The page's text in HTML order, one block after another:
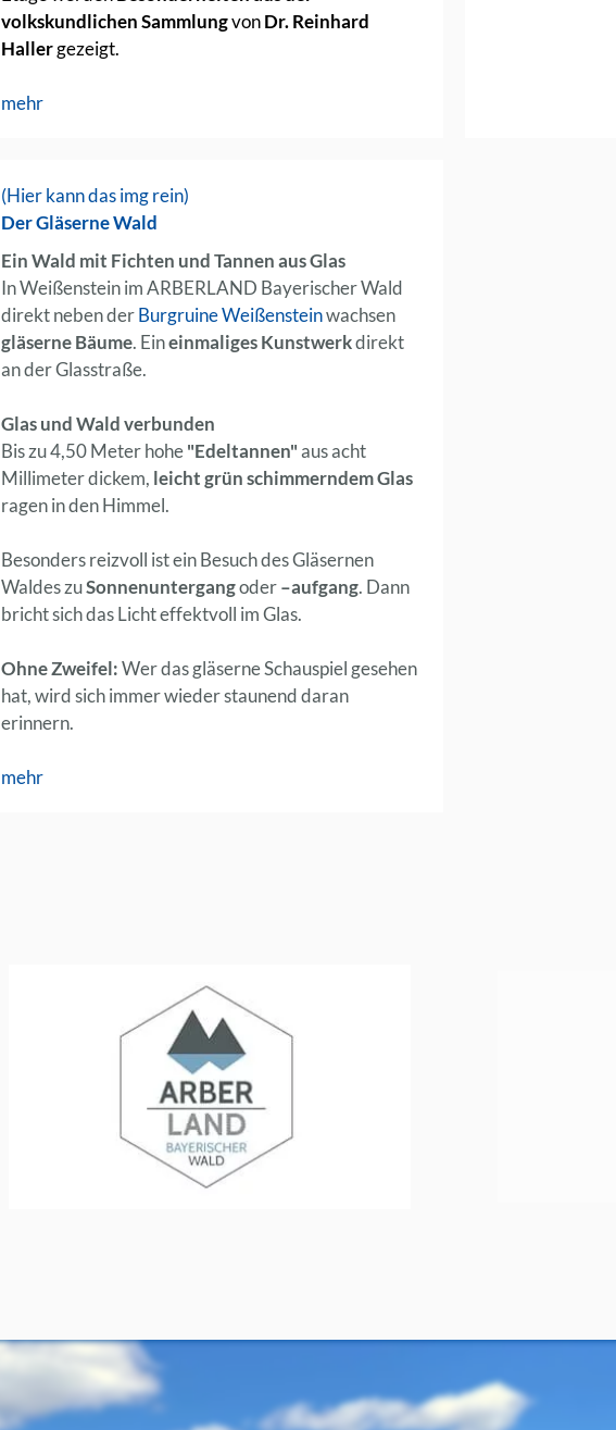
volkskundlichen SammlungvonDr. Reinhard
Hallergezeigt.
mehr
(Hier kann das img rein)
Der Gläserne Wald
Ein Wald mit Fichten und Tannen aus Glas
In Weißenstein im ARBERLAND Bayerischer Wald
direkt neben derBurgruine Weißensteinwachsen
gläserne Bäume. Eineinmaliges Kunstwerkdirekt
an der Glasstraße.
Glas und Wald verbunden
Bis zu 4,50 Meter hohe"Edeltannen"aus acht
Millimeter dickem, leicht grün schimmerndem Glas
ragen in den Himmel.
Besonders reizvoll ist ein Besuch des Gläsernen
Waldes zuSonnenuntergangoder–aufgang. Dann
bricht sich das Licht effektvoll im Glas.
Ohne Zweifel:Wer das gläserne Schauspiel gesehen
hat, wird sich immer wieder staunend daran
erinnern.
mehr